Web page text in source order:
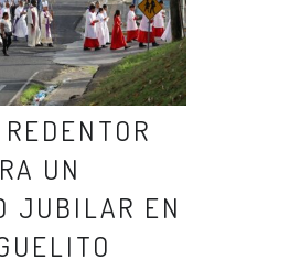
UN
JUBILAR EN